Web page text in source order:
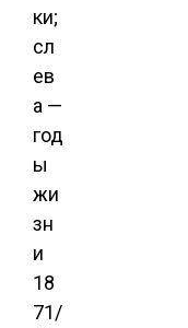
ки;
сл
ев
а —
год
ы
жи
зн
и
18
71/